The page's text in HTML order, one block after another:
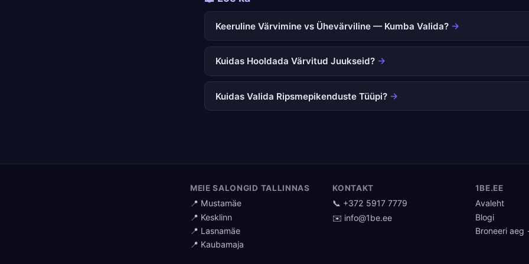
Keeruline Värvimine vs Ühevärviline — Kumba Valida? →
Kuidas Hooldada Värvitud Juukseid? →
Kuidas Valida Ripsmepikenduste Tüüpi? →
MEIE SALONGID TALLINNAS
📍 Mustamäe
📍 Kesklinn
📍 Lasnamäe
📍 Kaubamaja
KONTAKT
📞 +372 5917 7779
✉️ info@1be.ee
1BE.EE
Avaleht
Blogi
Broneeri aeg